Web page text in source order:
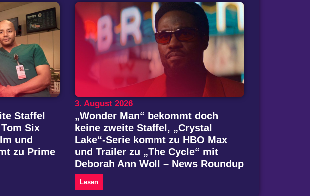
Staffel
Six
und
zu Prime
3. August 2026
„Wonder Man“ bekommt doch
keine zweite Staffel, „Crystal
Lake“-Serie kommt zu HBO Max
und Trailer zu „The Cycle“ mit
Deborah Ann Woll – News Roundup
Lesen